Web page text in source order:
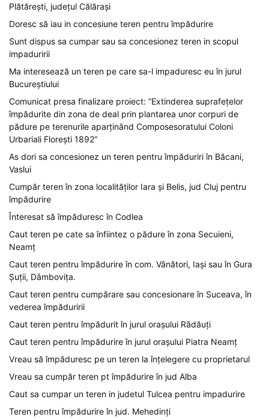
Plătărești, județul Călărași
Doresc să iau in concesiune teren pentru împădurire
Sunt dispus sa cumpar sau sa concesionez teren in scopul
impaduririi
Ma interesează un teren pe care sa-l impaduresc eu în jurul
Bucureștiului
Comunicat presa finalizare proiect: ”Extinderea suprafețelor
împădurite din zona de deal prin plantarea unor corpuri de
pădure pe terenurile aparținând Composesoratului Coloni
Urbariali Florești 1892”
As dori sa concesionez un teren pentru împăduriri în Băcani,
Vaslui
Cumpăr teren în zona localităților Iara și Belis, jud Cluj pentru
împădurire
Înteresat să împăduresc în Codlea
Caut teren pe cate sa înfiintez o pădure în zona Secuieni,
Neamț
Caut teren pentru împădurire în com. Vânători, Iași sau în Gura
Șuții, Dâmbovița.
Caut teren pentru cumpărare sau concesionare în Suceava, în
vederea împăduririi
Caut teren pentru împădurit în jurul orașului Rădăuți
Caut teren pentru împădurire în jurul orașului Piatra Neamț
Vreau să împăduresc pe un teren la înțelegere cu proprietarul
Vreau sa cumpăr teren pt împădurire în jud Alba
Caut sa cumpar un teren in judetul Tulcea pentru impadurire
Teren pentru împădurire în jud. Mehedinți